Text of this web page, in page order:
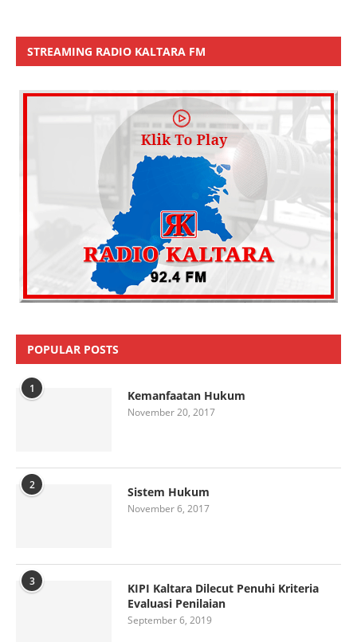
STREAMING RADIO KALTARA FM
POPULAR POSTS
1 Kemanfaatan Hukum
November 20, 2017
2 Sistem Hukum
November 6, 2017
3
KIPI Kaltara Dilecut Penuhi Kriteria
Evaluasi Penilaian
September 6, 2019